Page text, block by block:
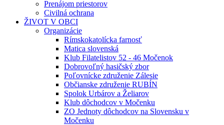
Prenájom priestorov
Civilná ochrana
ŽIVOT V OBCI
Organizácie
Rímskokatolícka farnosť
Matica slovenská
Klub Filatelistov 52 - 46 Močenok
Dobrovoľný hasičský zbor
Poľovnícke združenie Zálesie
Občianske združenie RUBÍN
Spolok Urbárov a Želiarov
Klub dôchodcov v Močenku
ZO Jednoty dôchodcov na Slovensku v
Močenku